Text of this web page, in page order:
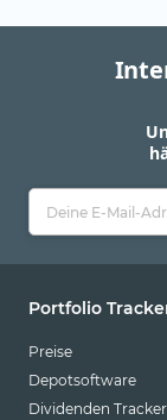
Portfolio
Preise
Depotsoftware
Dividenden Tracker